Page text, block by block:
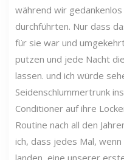
während wir
durchführten. Nur dass
für sie war und
putzen und jede Nacht
lassen. und ich würde
Seidenschlummertrunk
Conditioner auf ihre
Routine nach all den
ich, dass jedes Mal,
landen, eine unserer